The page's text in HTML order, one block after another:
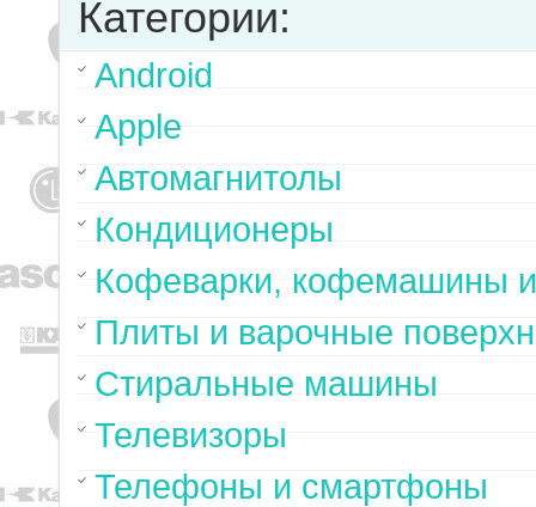
Категории:
Android
Apple
Автомагнитолы
Кондиционеры
Кофеварки, кофемашины
Плиты и варочные
Стиральные машины
Телевизоры
Телефоны и смартфоны